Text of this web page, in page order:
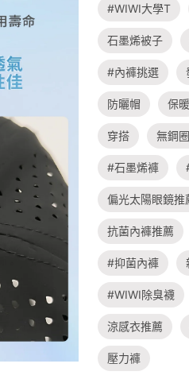
#WIWI大學T
石墨烯被子
#內褲挑選
防曬帽 保暖
穿搭 無鋼
#石墨烯褲
偏光太陽眼鏡推
抗菌內褲推薦
#抑菌內褲
#WIWI除臭襪
涼感衣推薦
壓力褲